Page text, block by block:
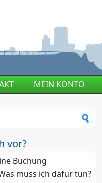
MEIN KONTO
vor?
Buchung
muss ich dafür tun?